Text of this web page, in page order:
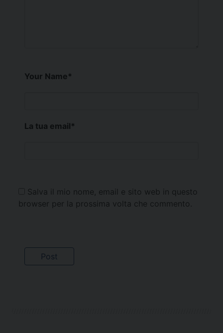
Your Name*
La tua email*
Salva il mio nome, email e sito web in questo
browser per la prossima volta che commento.